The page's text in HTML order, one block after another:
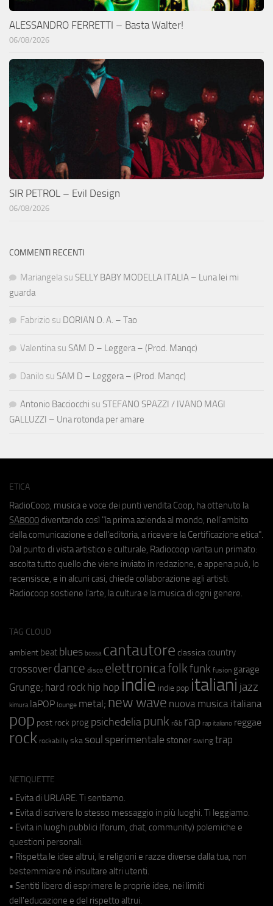
ALESSANDRO FERRETTI – Basta Walter!
06/08/2026
SIR PETROL – Evil Design
06/08/2026
COMMENTI RECENTI
Mariangela su SELLY BABY MODELLA ITALIA – Luna lei mi
guarda
Fabrizio su DORIAN O. A. – Tao
Valentina su SAM D – Leggera – (Prod. Manqc)
Danilo su SAM D – Leggera – (Prod. Manqc)
Antonio Bacciocchi su STEFANO SPAZZI / IVANO MAGI
GALLUZZI – Una rotonda per amare
ETICA
RadioCoop, musica e voce dei punti vendita Coop, ha ottenuto la
SA8000 diventando così "la prima azienda al mondo, nell'ambito
della comunicazione e dell'editoria, a ricevere la Certificazione etica".
Dal punto di vista artistico e culturale, Radiocoop vanta un primato:
ascolta tutto quello che viene inviato in redazione, e appena può, lo
recensisce, e in alcuni casi, chiede collaborazione agli artisti.
Radiocoop sostiene l'arte, la cultura e la musica di ogni genere.
TAG CLOUD
ambient beat blues bossa cantautore classica country
crossover dance disco elettronicafolkfunk fusion garage
Grunge; hard rock hip hop indie indie pop italiani jazz
kimura laPOP lounge metal; new wave nuova musica italiana
pop post rock prog psichedeliapunk r&b rap rap italiano reggae
rock rockabilly ska soul sperimentale stoner swing trap
NETIQUETTE
• Evita di URLARE. Ti sentiamo.
• Evita di scrivere lo stesso messaggio in più luoghi. Ti leggiamo.
• Evita in luoghi pubblici (forum, chat, community) polemiche e
questioni personali.
• Rispetta le idee altrui, le religioni e razze diverse dalla tua, non
bestemmiare né insultare altri utenti.
• Sentiti libero di esprimere le proprie idee, nei limiti
dell'educazione e del rispetto altrui.